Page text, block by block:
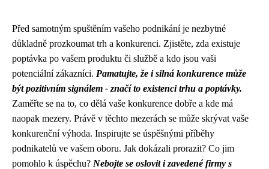
Před samotným spuštěním vašeho podnikání je nezbytné
důkladně prozkoumat trh a konkurenci. Zjistěte, zda existuje
poptávka po vašem produktu či službě a kdo jsou vaši
potenciální zákazníci. Pamatujte, že i silná konkurence může
být pozitivním signálem - značí to existenci trhu a poptávky.
Zaměřte se na to, co dělá vaše konkurence dobře a kde má
naopak mezery. Právě v těchto mezerách se může skrývat vaše
konkurenční výhoda. Inspirujte se úspěšnými příběhy
podnikatelů ve vašem oboru. Jak dokázali prorazit? Co jim
pomohlo k úspěchu? Nebojte se oslovit i zavedené firmy s